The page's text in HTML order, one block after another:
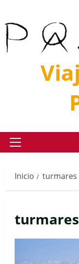
contenido
Menú
Inicio turmares
turmares